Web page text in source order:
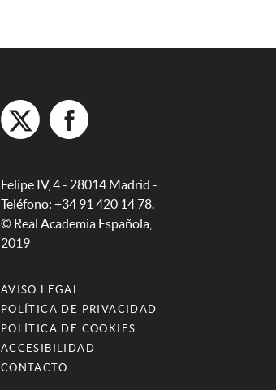
Felipe IV, 4 - 28014 Madrid -
Teléfono: +34 91 420 14 78.
© Real Academia Española,
2019
AVISO LEGAL
POLÍTICA DE PRIVACIDAD
POLÍTICA DE COOKIES
ACCESIBILIDAD
CONTACTO